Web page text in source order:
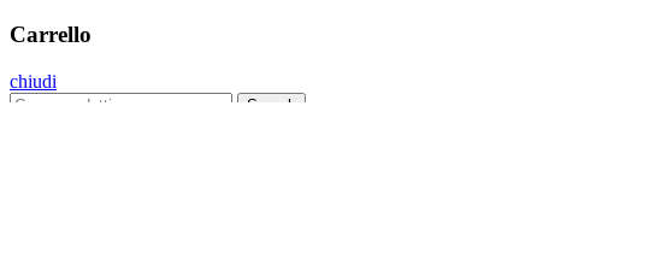
Carrello
chiudi
Search